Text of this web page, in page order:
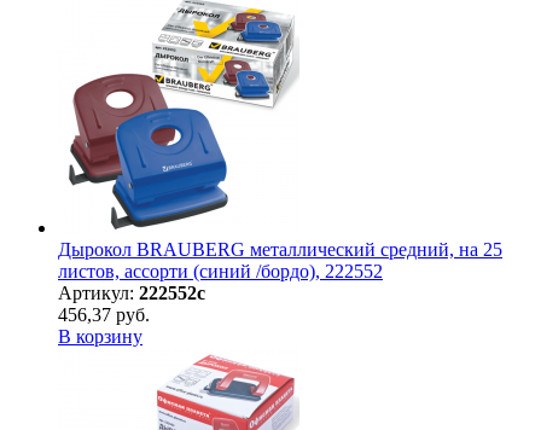
Дырокол BRAUBERG металлический средний, на 25
листов, ассорти (синий /бордо), 222552
Артикул: 222552с
456,37 руб.
В корзину